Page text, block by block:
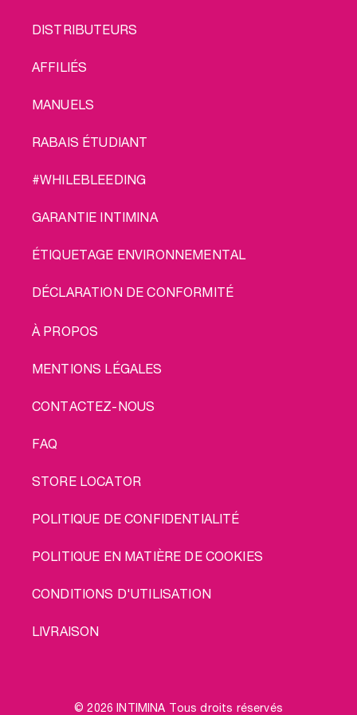
FOOTER
DISTRIBUTEURS
AFFILIÉS
MANUELS
RABAIS ÉTUDIANT
#WHILEBLEEDING
GARANTIE INTIMINA
ÉTIQUETAGE ENVIRONNEMENTAL
DÉCLARATION DE CONFORMITÉ
LEGAL
À PROPOS
MENTIONS LÉGALES
CONTACTEZ-NOUS
FAQ
STORE LOCATOR
POLITIQUE DE CONFIDENTIALITÉ
POLITIQUE EN MATIÈRE DE COOKIES
CONDITIONS D'UTILISATION
LIVRAISON
© 2026 INTIMINA Tous droits réservés